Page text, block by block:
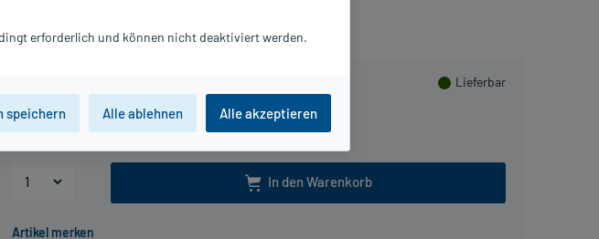
11,09 € / kg
Lieferbar
200 g 500 g 1000 g
In den Warenkorb
erforderlich und können nicht deaktiviert werden.
speichern Alle ablehnen Alle akzeptieren